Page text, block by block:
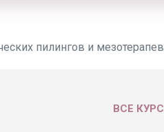
пилингов и
ВСЕ